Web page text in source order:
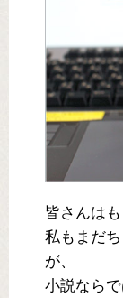
皆さんは
私もまだ
が、
小説なら